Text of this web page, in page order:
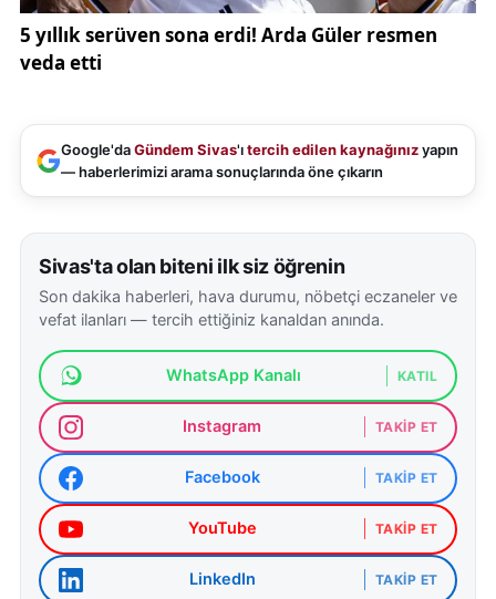
Google'daGündem Sivas'ıtercih edilen kaynağınızyapın
— haberlerimizi arama sonuçlarında öne çıkarın
Sivas'ta olan biteni ilk siz öğrenin
Son dakika haberleri, hava durumu, nöbetçi eczaneler ve
vefat ilanları — tercih ettiğiniz kanaldan anında.
WhatsApp Kanalı KATIL
Instagram TAKIP ET
Facebook TAKIP ET
YouTube TAKIP ET
LinkedIn TAKIP ET